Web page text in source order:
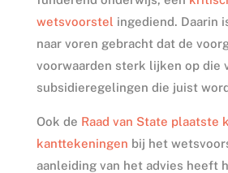
wetsvoorstel ingediend. Daarin
naar voren gebracht dat de
voorwaarden sterk lijken op die
subsidieregelingen die juist
Ook de Raad van State plaatste
kanttekeningen bij het
aanleiding van het advies heeft